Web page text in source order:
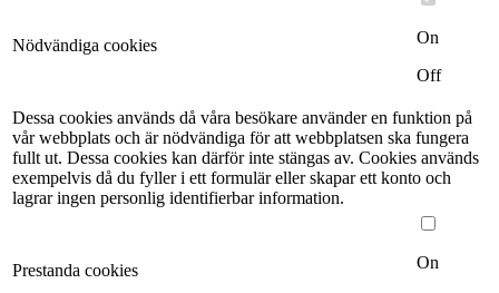
Nödvändiga cookies
On
Off
Dessa cookies används då våra besökare använder en funktion på
vår webbplats och är nödvändiga för att webbplatsen ska fungera
fullt ut. Dessa cookies kan därför inte stängas av. Cookies används
exempelvis då du fyller i ett formulär eller skapar ett konto och
lagrar ingen personlig identifierbar information.
Prestanda cookies
On